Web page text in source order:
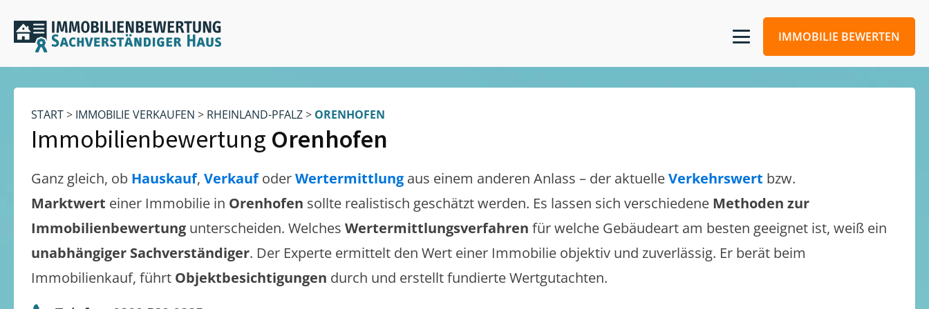
IMMOBILIE BEWERTEN
START> IMMOBILIE VERKAUFEN > RHEINLAND-PFALZ> ORENHOFEN
Immobilienbewertung Orenhofen
Ganz gleich, ob Hauskauf, VerkaufoderWertermittlung aus einem anderen Anlass – der aktuelleVerkehrswert bzw.
Marktwert einer Immobilie in Orenhofen sollte realistisch geschätzt werden. Es lassen sich verschiedene Methoden zur
Immobilienbewertung unterscheiden. Welches Wertermittlungsverfahren für welche Gebäudeart am besten geeignet ist, weiß ein
unabhängiger Sachverständiger. Der Experte ermittelt den Wert einer Immobilie objektiv und zuverlässig. Er berät beim
Immobilienkauf, führt Objektbesichtigungen durch und erstellt fundierte Wertgutachten.